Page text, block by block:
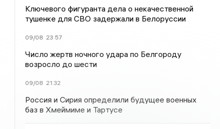
Ключевого фигуранта дела о некачественной
тушенке для СВО задержали в Белоруссии
09/08 23:57
Число жертв ночного удара по Белгороду
возросло до шести
09/08 21:32
Россия и Сирия определили будущее военных
баз в Хмеймиме и Тартусе